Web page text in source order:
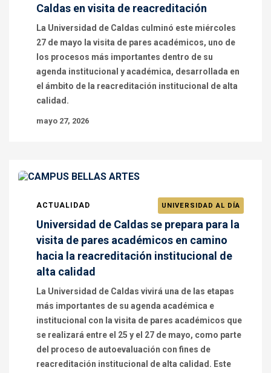
Caldas en visita de reacreditación
La Universidad de Caldas culminó este miércoles
27 de mayo la visita de pares académicos, uno de
los procesos más importantes dentro de su
agenda institucional y académica, desarrollada en
el ámbito de la reacreditación institucional de alta
calidad.
mayo 27, 2026
ACTUALIDAD UNIVERSIDAD AL DÍA
Universidad de Caldas se prepara para la
visita de pares académicos en camino
hacia la reacreditación institucional de
alta calidad
La Universidad de Caldas vivirá una de las etapas
más importantes de su agenda académica e
institucional con la visita de pares académicos que
se realizará entre el 25 y el 27 de mayo, como parte
del proceso de autoevaluación con fines de
reacreditación institucional de alta calidad. Este